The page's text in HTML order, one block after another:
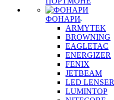
ФОНАРИ
ARMYTEK
BROWNING
EAGLETAC
ENERGIZER
FENIX
JETBEAM
LED LENSER
LUMINTOP